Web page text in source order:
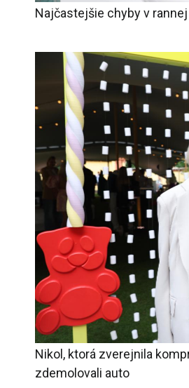
Najčastejšie chyby v
Nikol, ktorá zverejnila
zdemolovali auto